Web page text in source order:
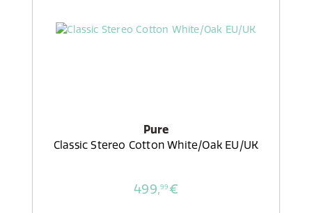
Pure
Classic Stereo Cotton White/Oak EU/UK
499,99 €